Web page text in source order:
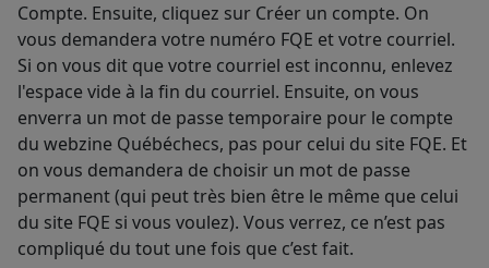
Compte. Ensuite, cliquez sur Créer un compte. On
vous demandera votre numéro FQE et votre courriel.
Si on vous dit que votre courriel est inconnu, enlevez
l'espace vide à la fin du courriel. Ensuite, on vous
enverra un mot de passe temporaire pour le compte
du webzine Québéchecs, pas pour celui du site FQE. Et
on vous demandera de choisir un mot de passe
permanent (qui peut très bien être le même que celui
du site FQE si vous voulez). Vous verrez, ce n’est pas
compliqué du tout une fois que c’est fait.